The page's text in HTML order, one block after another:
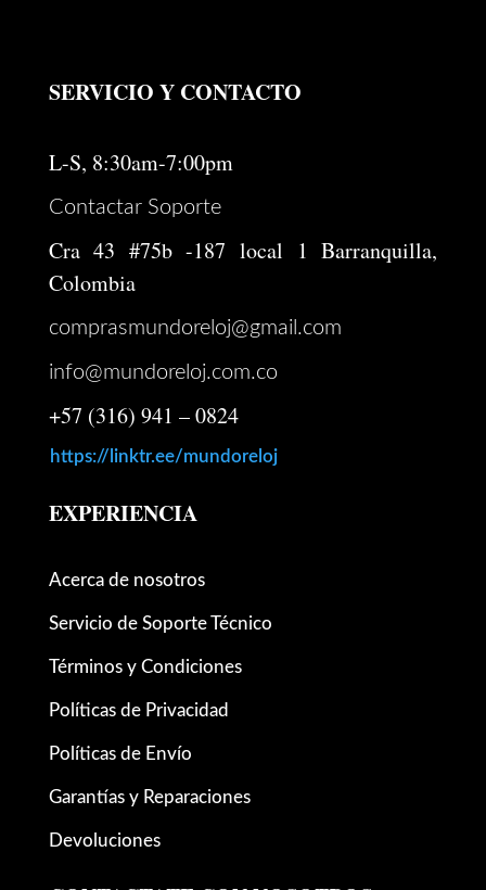
SERVICIO Y CONTACTO
L-S, 8:30am-7:00pm
Contactar Soporte
Cra 43 #75b -187 local 1 Barranquilla,
Colombia
comprasmundoreloj@gmail.com
info@mundoreloj.com.co
+57 (316) 941 – 0824
https://linktr.ee/mundoreloj
EXPERIENCIA
Acerca de nosotros
Servicio de Soporte Técnico
Términos y Condiciones
Políticas de Privacidad
Políticas de Envío
Garantías y Reparaciones
Devoluciones